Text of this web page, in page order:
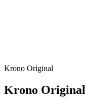
Krono Original
Krono Original